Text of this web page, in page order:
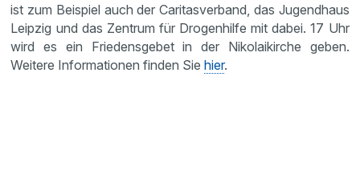
ist zum Beispiel auch der Caritasverband, das Jugendhaus
Leipzig und das Zentrum für Drogenhilfe mit dabei. 17 Uhr
wird es ein Friedensgebet in der Nikolaikirche geben.
Weitere Informationen finden Siehier.